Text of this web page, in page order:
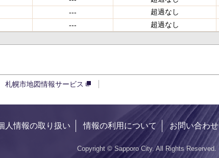
--- 超過なし
--- 超過なし
札幌市地図情報サービス
人情報の取り扱い 情報の利用について お問い合わせ
Copyright © Sapporo City. All Rights Reserved.